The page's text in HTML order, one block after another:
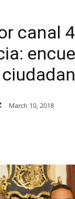
canal
March 10, 2018